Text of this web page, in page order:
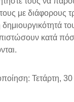
με διάφορους
κατά
Τετάρτη,